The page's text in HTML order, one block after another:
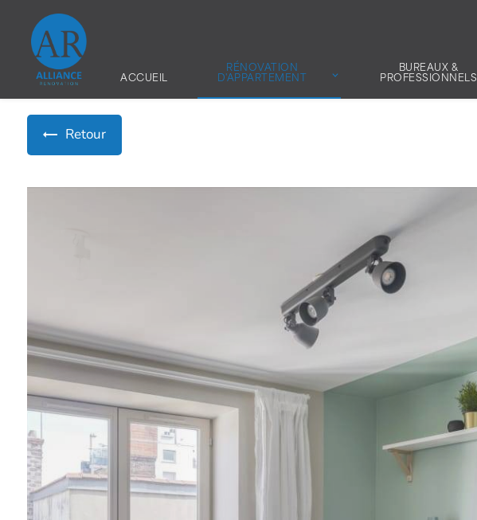
ACCUEIL
RÉNOVATION
D'APPARTEMENT
BUREAUX &
PROFESSIONNELS
Retour